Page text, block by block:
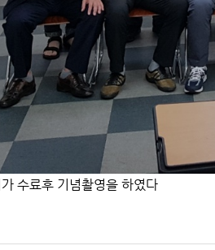
수료후 기념촬영을 하였다